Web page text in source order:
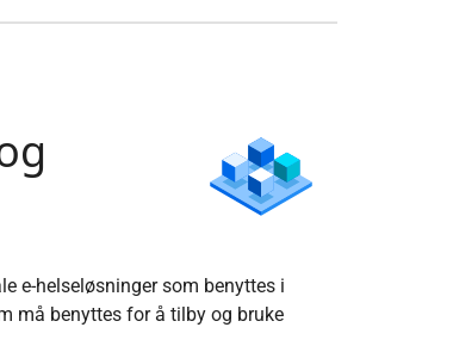
e-helseløsninger som benyttes i
må benyttes for å tilby og bruke